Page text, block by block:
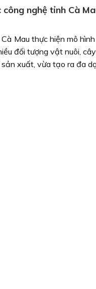
nghệ tỉnh Cà
Mau thực hiện mô
đối tượng vật nuôi,
xuất, vừa tạo ra đa